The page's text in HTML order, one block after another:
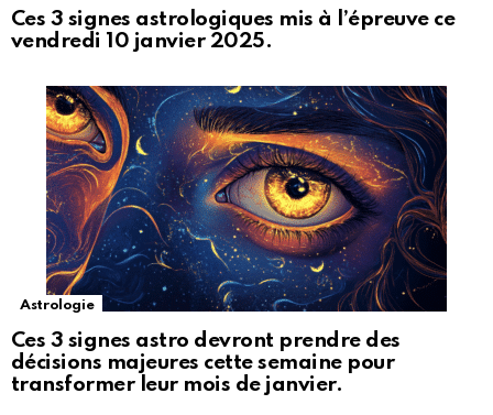
Ces 3 signes astrologiques mis à l’épreuve ce
vendredi 10 janvier 2025.
Astrologie
Ces 3 signes astro devront prendre des
décisions majeures cette semaine pour
transformer leur mois de janvier.